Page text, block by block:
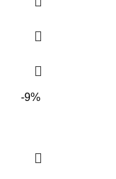
-9%